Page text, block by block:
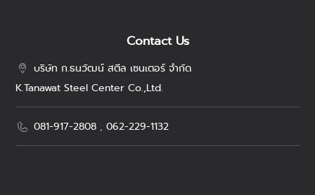
Contact Us
บริษัท ก.ธนวัฒน์ สตีล เซนเตอร์ จำกัด
K.Tanawat Steel Center Co.,Ltd.
081-917-2808 ,062-229-1132